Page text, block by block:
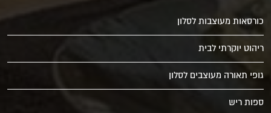
כורסאות מעוצבות לסלון
ריהוט יוקרתי לבית
גופי תאורה מעוצבים לסלון
ספות ריש